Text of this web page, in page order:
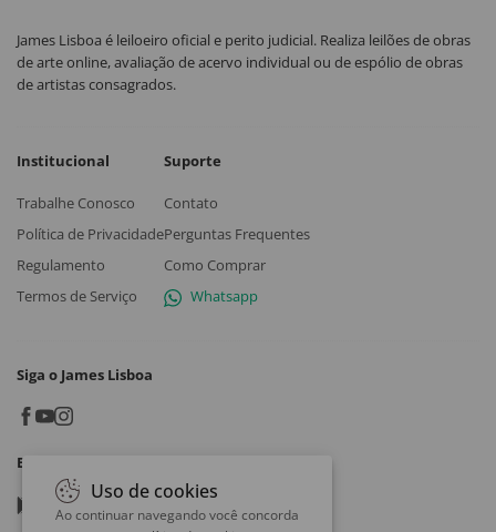
James Lisboa é leiloeiro oficial e perito judicial. Realiza leilões de obras
de arte online, avaliação de acervo individual ou de espólio de obras
de artistas consagrados.
Institucional
Trabalhe Conosco
Política de Privacidade
Regulamento
Termos de Serviço
Suporte
Contato
Perguntas Frequentes
Como Comprar
Whatsapp
Siga o James Lisboa
Baixe o App
Google play
Uso de cookies
Ao continuar navegando você concorda